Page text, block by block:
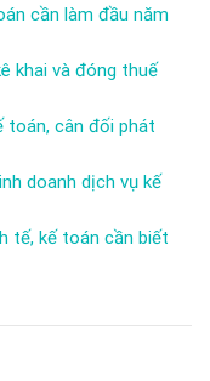
cần làm đầu năm
khai và đóng thuế
toán, cân đối phát
doanh dịch vụ kế
tế, kế toán cần biết